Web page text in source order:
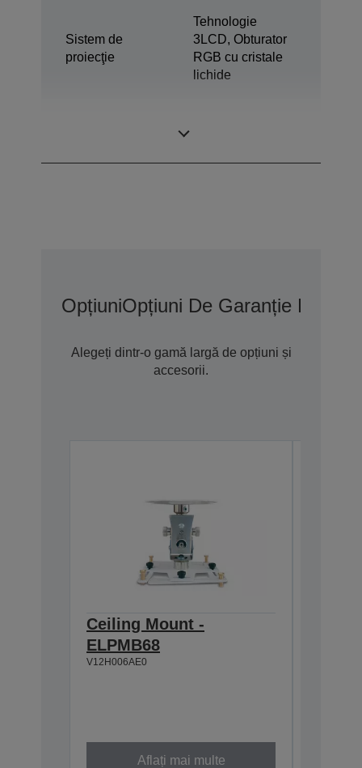
Sistem de
proiecţie
Tehnologie
3LCD, Obturator
RGB cu cristale
lichide
OpțiuniOpțiuni De Garanție
Alegeți dintr-o gamă largă de opțiuni și
accesorii.
Ceiling Mount -
ELPMB68
V12H006AE0
Aflați mai multe